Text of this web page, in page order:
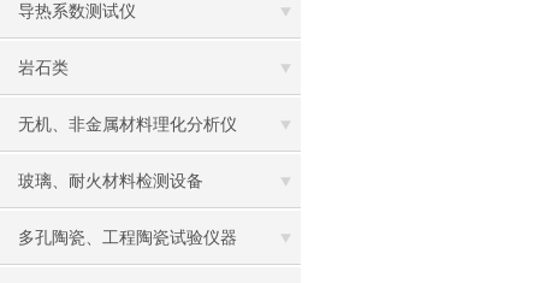
导热系数测试仪
岩石类
无机、非金属材料理化分析仪
玻璃、耐火材料检测设备
多孔陶瓷、工程陶瓷试验仪器